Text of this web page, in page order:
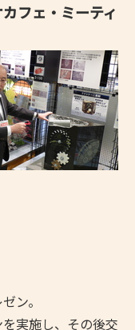
フェ・ミーティ
ン。
実施し、その後交